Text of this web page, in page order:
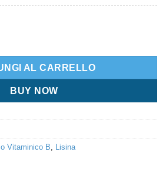
AL CARRELLO
BUY NOW
Vitaminico B Lisina